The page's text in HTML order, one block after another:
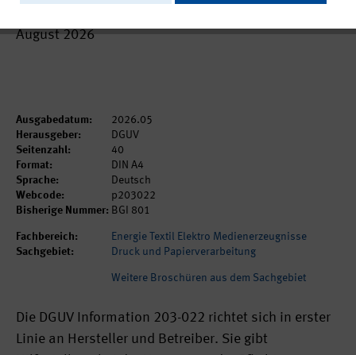
August 2026
Ausgabedatum:
2026.05
Herausgeber:
DGUV
Seitenzahl:
40
Format:
DIN A4
Sprache:
Deutsch
Webcode:
p203022
Bisherige Nummer: BGI 801
Fachbereich:
Energie Textil Elektro Medienerzeugnisse
Sachgebiet:
Druck und Papierverarbeitung
Weitere Broschüren aus dem Sachgebiet
Die DGUV Information 203-022 richtet sich in erster
Linie an Hersteller und Betreiber. Sie gibt